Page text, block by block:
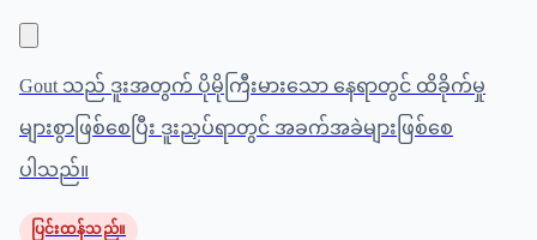
Gout သည် ဒူးအတွက် ပိုမိုကြီးမားသော နေရာတွင် ထိခိုက်မှု
များစွာဖြစ်စေပြီး ဒူးညှပ်ရာတွင် အခက်အခဲများဖြစ်စေ
ပါသည်။
ပြင်းထန်သည်။